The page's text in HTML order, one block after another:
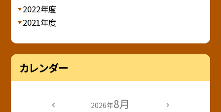
2022年度
2021年度
カレンダー
2026年8月